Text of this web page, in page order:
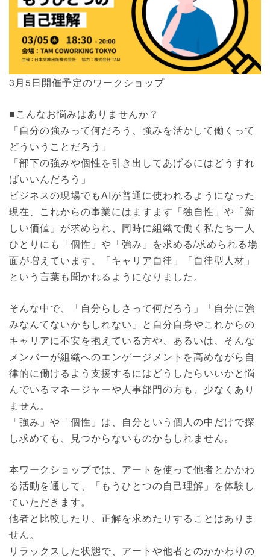
3月5日開催予定のワークショップ
■こんなお悩みはありませんか？
「自分の強みって何だろう、強みを活かして働くって
どういうことだろう」
「部下の強みや個性を引き出してあげるにはどうすれ
ばいいんだろう」
ビジネスの現場でもAIが普通に使われるようになった
現在、これからの事業にはますます「独自性」や「新
しい価値」が求められ、同時に組織で働く私たち一人
ひとりにも「個性」や「強み」を求める/求められる場
面が増えています。「キャリア自律」「自律型人材」
という言葉も聞かれるようになりました。
そんな中で、「自分らしさって何だろう」「自分に強
みなんてないかもしれない」と自分自身やこれからの
キャリアに不安を抱えている方や、あるいは、そんな
メンバーが組織へのエンゲージメントを高めながら自
律的に働けるよう支援するにはどうしたらいいかと悩
んでいるマネージャーや人事部門の方も、少なくあり
ません。
「強み」や「個性」は、自分という個人の中だけで探
し求めても、見つからないものかもしれません。
本ワークショップでは、アートを使って他者とかかわ
る活動を通して、「もうひとつの自己理解」を体験し
ていただきます。
他者と比較したり、正解を求めたりすることはありま
せん。
リラックスした状態で、アートや他者とのかかわりの